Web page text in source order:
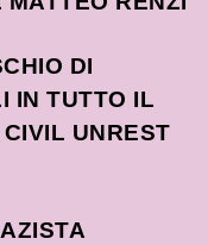
DI
IN TUTTO IL
UNREST